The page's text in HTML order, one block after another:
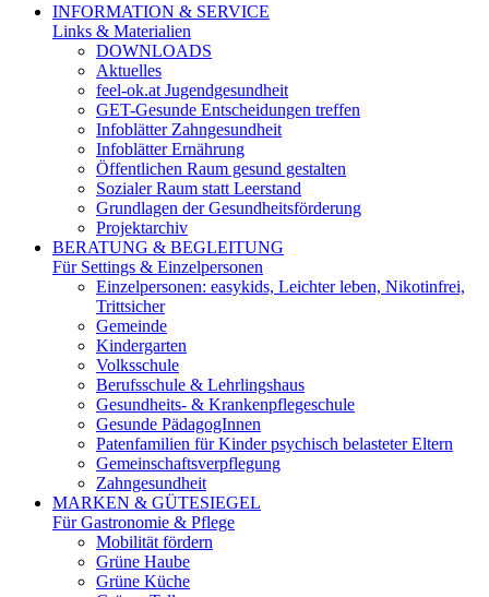
INFORMATION & SERVICE
Links & Materialien
DOWNLOADS
Aktuelles
feel-ok.at Jugendgesundheit
GET-Gesunde Entscheidungen treffen
Infoblätter Zahngesundheit
Infoblätter Ernährung
Öffentlichen Raum gesund gestalten
Sozialer Raum statt Leerstand
Grundlagen der Gesundheitsförderung
Projektarchiv
BERATUNG & BEGLEITUNG
Für Settings & Einzelpersonen
Einzelpersonen: easykids, Leichter leben, Nikotinfrei,
Trittsicher
Gemeinde
Kindergarten
Volksschule
Berufsschule & Lehrlingshaus
Gesundheits- & Krankenpflegeschule
Gesunde PädagogInnen
Patenfamilien für Kinder psychisch belasteter Eltern
Gemeinschaftsverpflegung
Zahngesundheit
MARKEN & GÜTESIEGEL
Für Gastronomie & Pflege
Mobilität fördern
Grüne Haube
Grüne Küche